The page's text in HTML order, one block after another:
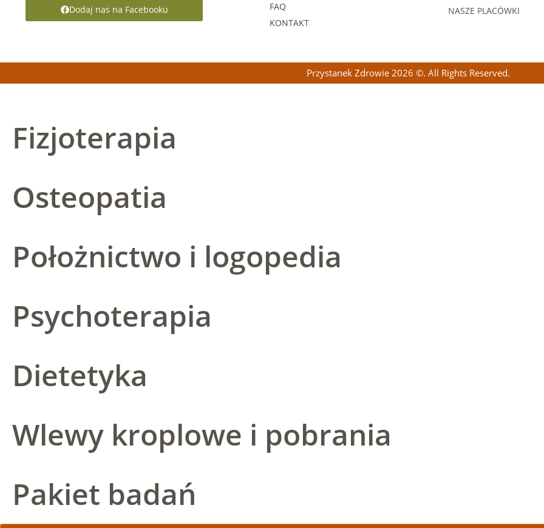
Dodaj nas na Facebooku
FAQ
KONTAKT
NASZE PLACÓWKI
Przystanek Zdrowie 2026 ©. All Rights Reserved.
Fizjoterapia
Osteopatia
Położnictwo i logopedia
Psychoterapia
Dietetyka
Wlewy kroplowe i pobrania
Pakiet badań